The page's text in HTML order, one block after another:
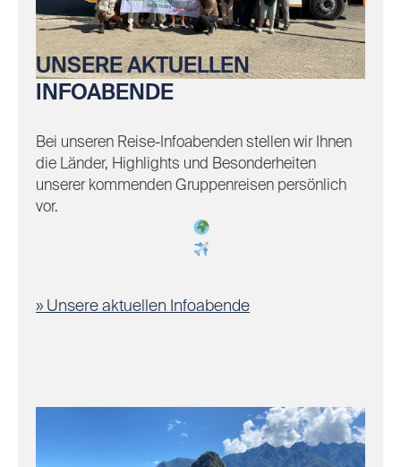
UNSERE AKTUELLEN
INFOABENDE
Bei unseren Reise-Infoabenden stellen wir Ihnen
die Länder, Highlights und Besonderheiten
unserer kommenden Gruppenreisen persönlich
vor.
Unsere aktuellen Infoabende